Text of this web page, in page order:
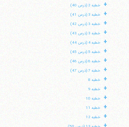
+ خطبه 2 (درس 40)
+ خطبه 3 (درس 41)
+ خطبه 3 (درس 42)
+ خطبه 3 (درس 43)
+ خطبه 4 (درس 44)
+ خطبه 5 (درس 45)
+ خطبه 6 (درس 46)
+ خطبه 7 (درس 47)
+ خطبه 8
+ خطبه 9
+ خطبه 10
+ خطبه 11
+ خطبه 12